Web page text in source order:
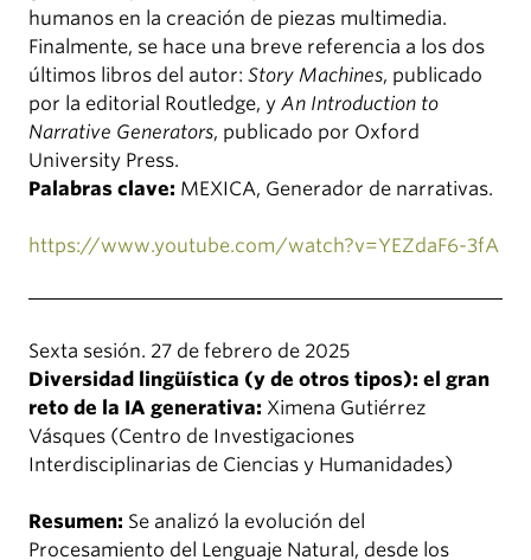
humanos en la creación de piezas multimedia.
Finalmente, se hace una breve referencia a los dos
últimos libros del autor: Story Machines, publicado
por la editorial Routledge, y An Introduction to
Narrative Generators, publicado por Oxford
University Press.
Palabras clave: MEXICA, Generador de narrativas.
https://www.youtube.com/watch?v=YEZdaF6-3fA
Sexta sesión. 27 de febrero de 2025
Diversidad lingüística (y de otros tipos): el gran
reto de la IA generativa: Ximena Gutiérrez
Vásques (Centro de Investigaciones
Interdisciplinarias de Ciencias y Humanidades)
Resumen: Se analizó la evolución del
Procesamiento del Lenguaje Natural, desde los